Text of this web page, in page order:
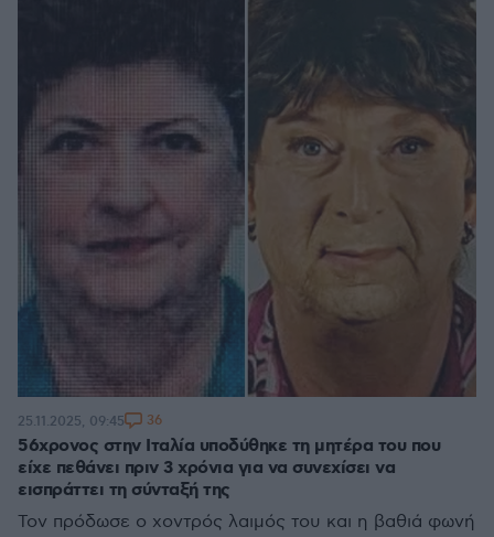
56χρονος στην Ιταλία υποδύθηκε τη μητέρα του που
είχε πεθάνει πριν 3 χρόνια για να συνεχίσει να
εισπράττει τη σύνταξή της
Τον πρόδωσε ο χοντρός λαιμός του και η βαθιά φωνή
25.11.2025, 09:45 36